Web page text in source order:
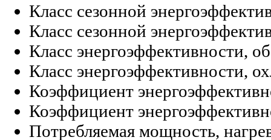
Класс сезонной
Класс сезонной
Класс энергоэффективности,
Класс энергоэффективности,
Коэффициент
Коэффициент
Потребляемая мощность,